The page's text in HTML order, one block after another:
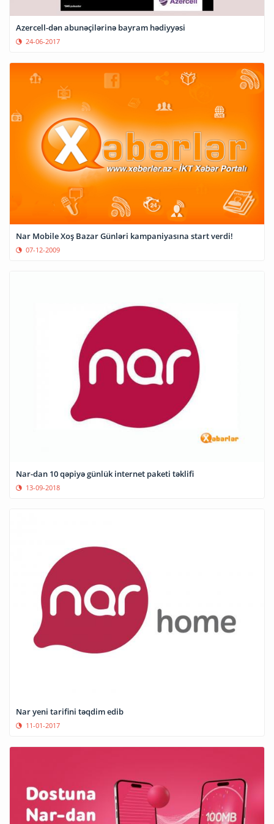
Azercell-dən abunəçilərinə bayram hədiyyəsi
24-06-2017
Nar Mobile Xoş Bazar Günləri kampaniyasına start verdi!
07-12-2009
Nar-dan 10 qəpiyə günlük internet paketi təklifi
13-09-2018
Nar yeni tarifini təqdim edib
11-01-2017